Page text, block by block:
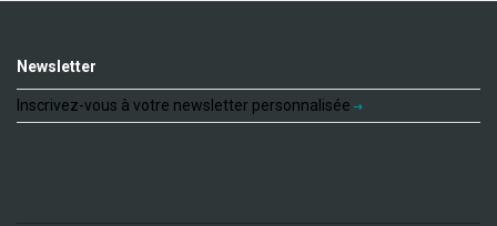
Newsletter
Inscrivez-vous à votre newsletter personnalisée